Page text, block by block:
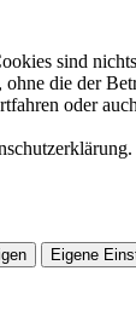
sind
die der
oder
Eigene